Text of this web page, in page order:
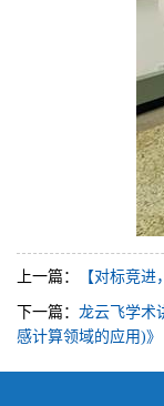
上一篇： 【对标竞
下一篇： 龙云飞学术
感计算领域的应用)》